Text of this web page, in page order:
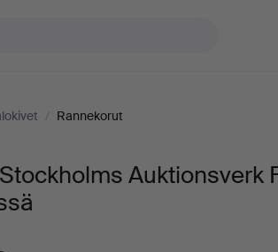
/ Rannekorut
Auktionsverk